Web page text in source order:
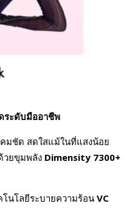
ระดับมืออาชีพ
มชัด สดใสแม้ในที่แสงน้อย
วยขุมพลัง Dimensity 7300+
โนโลยีระบายความร้อน VC